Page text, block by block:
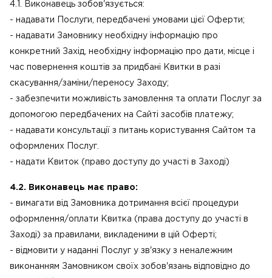
4.1. Виконавець зобов'язується:
- надавати Послуги, передбачені умовами цієї Оферти;
- надавати Замовнику необхідну інформацію про
конкретний Захід, необхідну інформацію про дати, місце і
час повернення коштів за придбані Квитки в разі
скасування/заміни/переносу Заходу;
- забезпечити можливість замовлення та оплати Послуг за
допомогою передбачених на Сайті засобів платежу;
- надавати консультації з питань користування Сайтом та
оформлених Послуг.
- надати Квиток (право доступу до участі в Заході)
4.2. Виконавець має право:
- вимагати від Замовника дотримання всієї процедури
оформлення/оплати Квитка (права доступу до участі в
Заході) за правилами, викладеними в цій Оферті;
- відмовити у наданні Послуг у зв'язку з неналежним
виконанням Замовником своїх зобов'язань відповідно до